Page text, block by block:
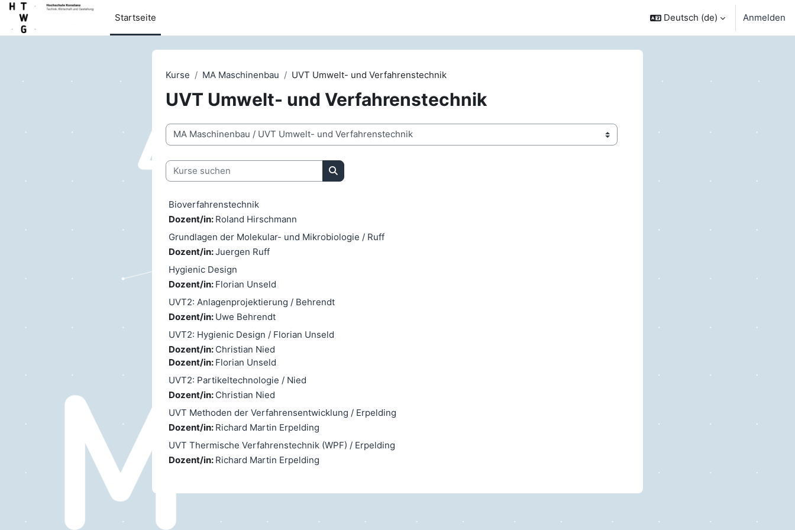
Zum Hauptinhalt
Startseite
Deutsch ‎(de)‎ Anmelden
Kurse MA Maschinenbau UVT Umwelt- und Verfahrenstechnik
UVT Umwelt- und Verfahrenstechnik
Kursbereiche
Kurse suchen
Kurse suchen
Bioverfahrenstechnik
Dozent/in: Roland Hirschmann
Grundlagen der Molekular- und Mikrobiologie / Ruff
Dozent/in:Juergen Ruff
Hygienic Design
Dozent/in: Florian Unseld
UVT2: Anlagenprojektierung / Behrendt
Dozent/in: Uwe Behrendt
UVT2: Hygienic Design / Florian Unseld
Dozent/in: Christian Nied
Dozent/in: Florian Unseld
UVT2: Partikeltechnologie / Nied
Dozent/in: Christian Nied
UVT Methoden der Verfahrensentwicklung / Erpelding
Dozent/in: Richard Martin Erpelding
UVT Thermische Verfahrenstechnik (WPF) / Erpelding
Dozent/in: Richard Martin Erpelding